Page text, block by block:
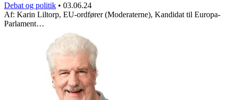
Debat og politik • 03.06.24
Af: Karin Liltorp, EU-ordfører (Moderaterne), Kandidat til Europa-
Parlament…